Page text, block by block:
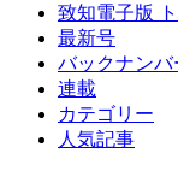
致知電子版
最新号
バックナンバ
連載
カテゴリー
人気記事